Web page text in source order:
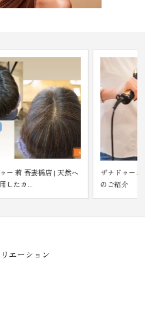
ザナドゥージャパン莉 吾妻橋店
のご紹介
エーション